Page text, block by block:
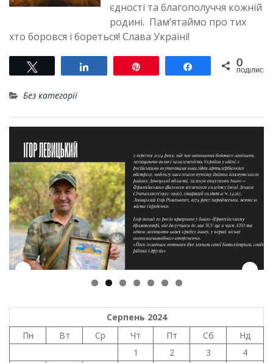
єдності та благополуччя кожній
родині. Пам’ятаймо про тих
хто боровся і бореться! Слава Україні!
Поділитися Поділитися
0
ПОДІЛИСЬ
Без категорії
Серпень 2024
Пн
Вт Ср Чт Пт Сб
Нд
1
2 3
4